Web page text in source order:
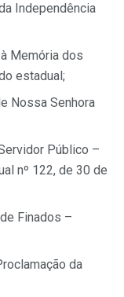
Independência
Memória dos
estadual;
Nossa Senhora
Público –
nº 122, de 30 de
Finados –
da